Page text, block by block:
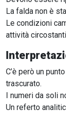
La falda non è
Le condizioni
attività
C’è però un
trascurato.
I numeri da soli
Un referto